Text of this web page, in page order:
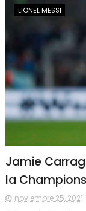
LIONEL MESSI
Jamie
la
noviembre 25, 2021